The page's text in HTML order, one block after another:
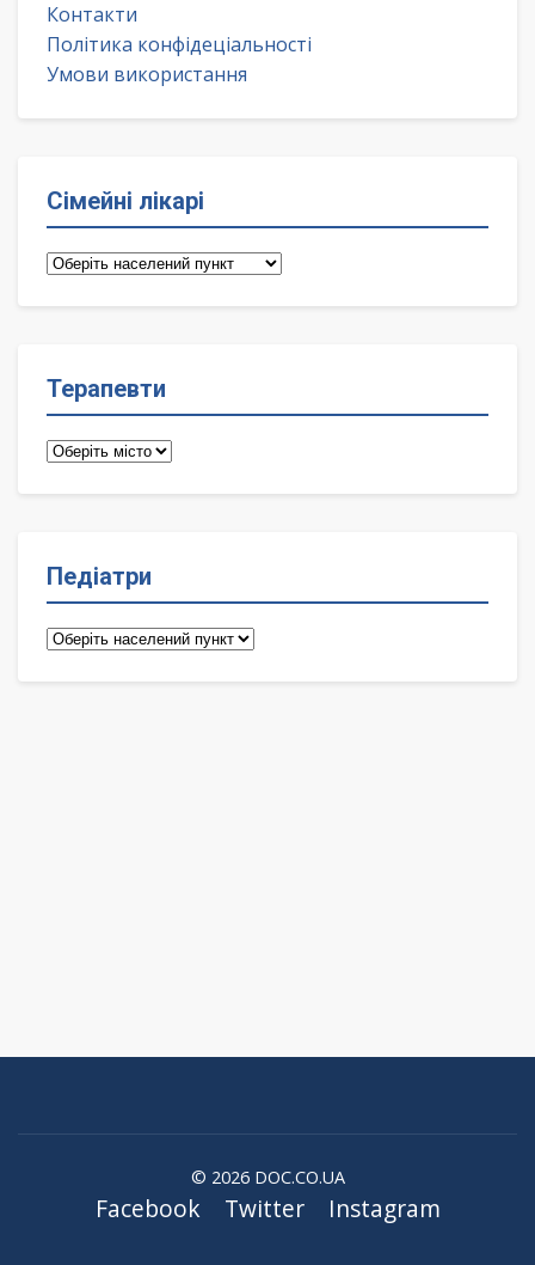
Контакти
Політика конфідеціальності
Умови використання
Сімейні лікарі
Сімейні
Терапевти
Терапевти
Педіатри
Педіатри
© 2026 DOC.CO.UA
Facebook Twitter Instagram